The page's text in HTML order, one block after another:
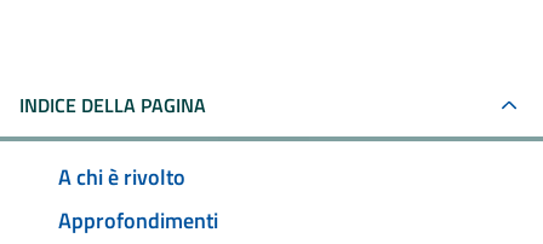
INDICE DELLA PAGINA
A chi è rivolto
Approfondimenti